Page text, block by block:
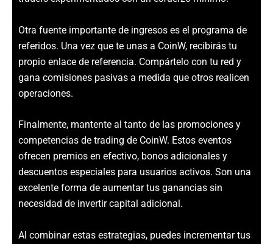
Otra fuente importante de ingresos es el programa de
referidos. Una vez que te unas a CoinW, recibirás tu
propio enlace de referencia. Compártelo con tu red y
gana comisiones pasivas a medida que otros realicen
operaciones.
Finalmente, mantente al tanto de las promociones y
competencias de trading de CoinW. Estos eventos
ofrecen premios en efectivo, bonos adicionales y
descuentos especiales para usuarios activos. Son una
excelente forma de aumentar tus ganancias sin
necesidad de invertir capital adicional.
Al combinar estas estrategias, puedes incrementar tus